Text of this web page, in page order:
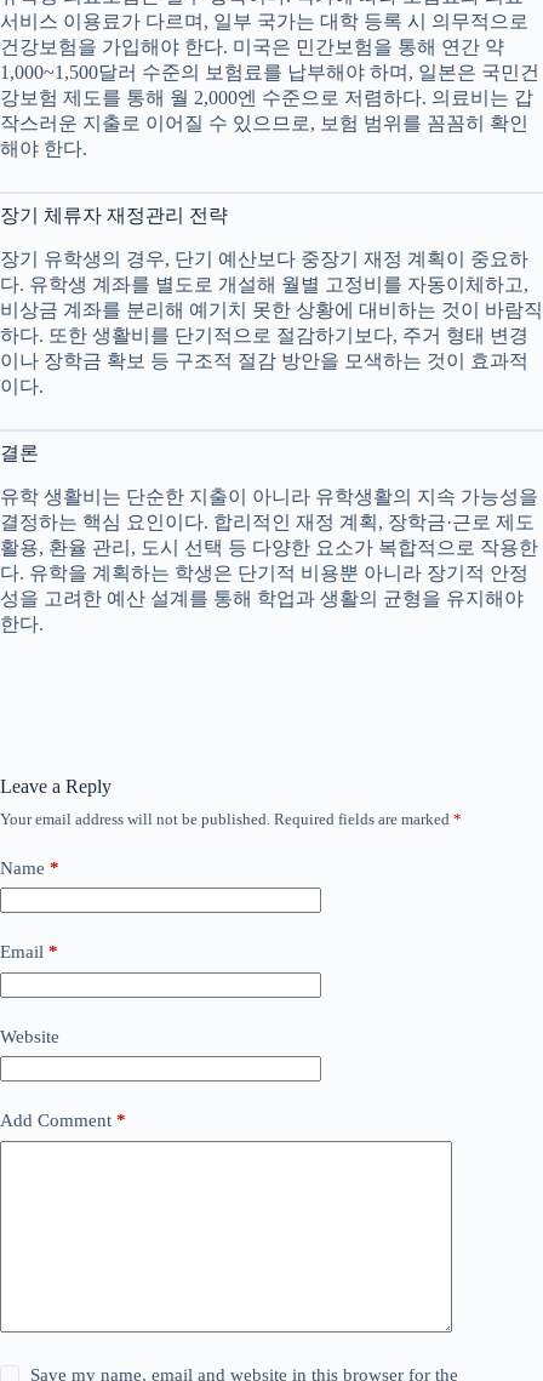
서비스 이용료가 다르며, 일부 국가는 대학 등록 시 의무적으로
건강보험을 가입해야 한다. 미국은 민간보험을 통해 연간 약
1,000~1,500달러 수준의 보험료를 납부해야 하며, 일본은 국민건
강보험 제도를 통해 월 2,000엔 수준으로 저렴하다. 의료비는 갑
작스러운 지출로 이어질 수 있으므로, 보험 범위를 꼼꼼히 확인
해야 한다.
장기 체류자 재정관리 전략
장기 유학생의 경우, 단기 예산보다 중장기 재정 계획이 중요하
다. 유학생 계좌를 별도로 개설해 월별 고정비를 자동이체하고,
비상금 계좌를 분리해 예기치 못한 상황에 대비하는 것이 바람직
하다. 또한 생활비를 단기적으로 절감하기보다, 주거 형태 변경
이나 장학금 확보 등 구조적 절감 방안을 모색하는 것이 효과적
이다.
결론
유학 생활비는 단순한 지출이 아니라 유학생활의 지속 가능성을
결정하는 핵심 요인이다. 합리적인 재정 계획, 장학금·근로 제도
활용, 환율 관리, 도시 선택 등 다양한 요소가 복합적으로 작용한
다. 유학을 계획하는 학생은 단기적 비용뿐 아니라 장기적 안정
성을 고려한 예산 설계를 통해 학업과 생활의 균형을 유지해야
한다.
Leave a Reply
Your email address will not be published. Required fields are marked *
Name *
Email *
Website
Add Comment *
Save my name, email and website in this browser for the